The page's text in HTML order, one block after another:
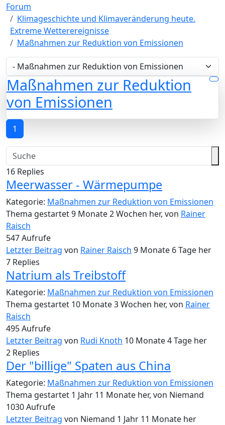
Forum
Klimageschichte und Klimaveränderung heute.
Extreme Wetterereignisse
Maßnahmen zur Reduktion von Emissionen
Maßnahmen zur Reduktion
von Emissionen
1
16 Replies
Meerwasser - Wärmepumpe
Kategorie: Maßnahmen zur Reduktion von Emissionen
Thema gestartet 9 Monate 2 Wochen her, von Rainer
Raisch
547Aufrufe
Letzter Beitrag von Rainer Raisch 9 Monate 6 Tage her
7 Replies
Natrium als Treibstoff
Kategorie: Maßnahmen zur Reduktion von Emissionen
Thema gestartet 10 Monate 3 Wochen her, von Rainer
Raisch
495Aufrufe
Letzter Beitrag von Rudi Knoth 10 Monate 4 Tage her
2 Replies
Der "billige" Spaten aus China
Kategorie: Maßnahmen zur Reduktion von Emissionen
Thema gestartet 1 Jahr 11 Monate her, von Niemand
1030Aufrufe
Letzter Beitrag von Niemand 1 Jahr 11 Monate her